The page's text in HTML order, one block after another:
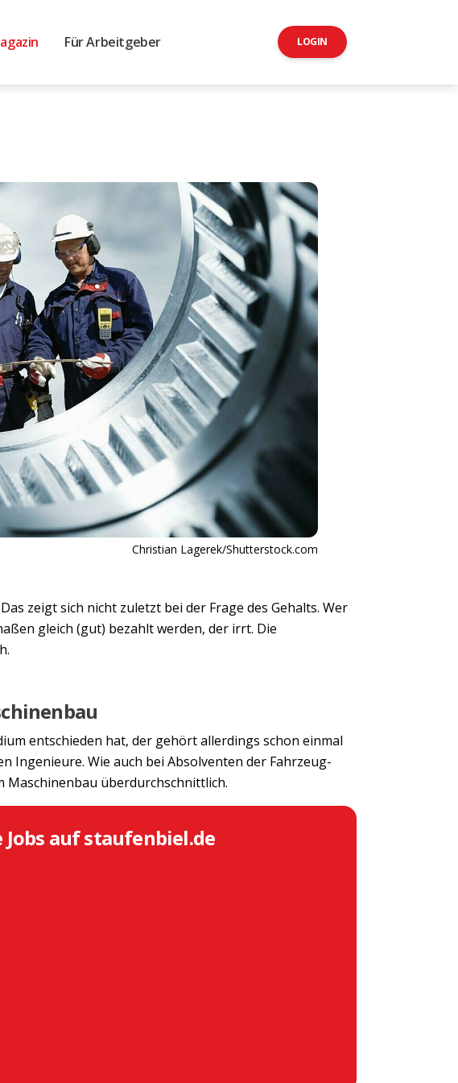
Für Arbeitgeber LOGIN
Christian Lagerek/Shutterstock.com
zeigt sich nicht zuletzt bei der Frage des Gehalts. Wer
gleich (gut) bezahlt werden, der irrt. Die
entschieden hat, der gehört allerdings schon einmal
Ingenieure. Wie auch bei Absolventen der Fahrzeug-
Maschinenbau überdurchschnittlich.
auf staufenbiel.de